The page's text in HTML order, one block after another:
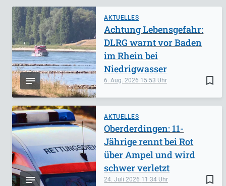
AKTUELLES
bookmark_border
6. Aug. 2026 15:53
Achtung Lebensgefahr:
DLRG warnt vor Baden
im Rhein bei
Niedrigwasser
AKTUELLES
bookmark_border
24. Juli 2026 11:34
Oberderdingen: 11-
Jährige rennt bei Rot
über Ampel und wird
schwer verletzt